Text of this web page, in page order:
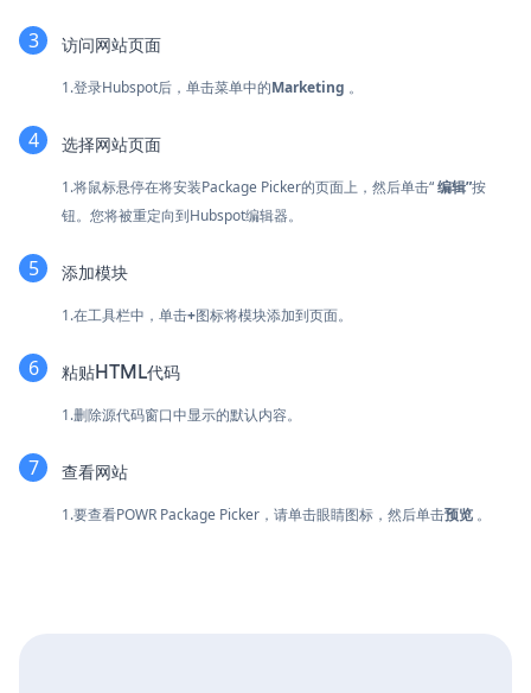
访问网站页面
1.登录Hubspot后，单击菜单中的Marketing 。
选择网站页面
1.将鼠标悬停在将安装Package Picker的页面上，然后单击“编辑”按
钮。您将被重定向到Hubspot编辑器。
添加模块
1.在工具栏中，单击+图标将模块添加到页面。
粘贴HTML代码
1.删除源代码窗口中显示的默认内容。
查看网站
1.要查看POWR Package Picker，请单击眼睛图标，然后单击预览 。